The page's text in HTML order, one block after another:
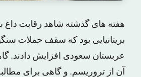
هفته های گذشته شاهد رقابت داغ
بریتانیایی بود که سقف حملات
عربستان سعودی افزایش دادند.
آن از تروریسم. و گاهی برای